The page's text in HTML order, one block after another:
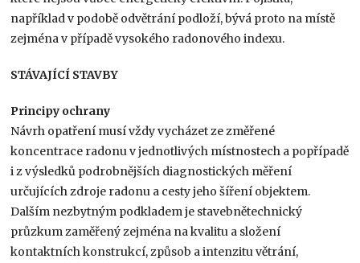
například v podobě odvětrání podloží, bývá proto na místě
zejména v případě vysokého radonového indexu.
STÁVAJÍCÍ STAVBY
Principy ochrany
Návrh opatření musí vždy vycházet ze změřené
koncentrace radonu v jednotlivých místnostech a popřípadě
i z výsledků podrobnějších diagnostických měření
určujících zdroje radonu a cesty jeho šíření objektem.
Dalším nezbytným podkladem je stavebnětechnický
průzkum zaměřený zejména na kvalitu a složení
kontaktních konstrukcí, způsob a intenzitu větrání,